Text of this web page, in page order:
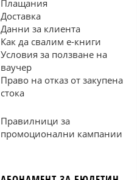
Плащания
Доставка
Данни за клиента
Как да свалим е-книги
Условия за ползване на
ваучер
Право на отказ от закупена
стока
Правилници за
промоционални кампании